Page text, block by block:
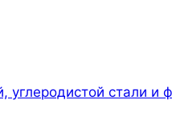
стали и